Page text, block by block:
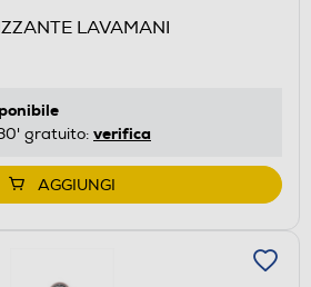
LAVAMANI
gratuito: verifica
AGGIUNGI